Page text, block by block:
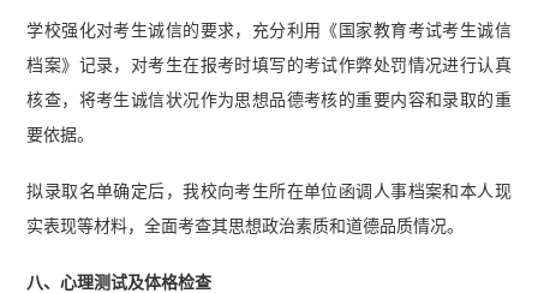
学校强化对考生诚信的要求，充分利用《国家教育考试考生诚信
档案》记录，对考生在报考时填写的考试作弊处罚情况进行认真
核查，将考生诚信状况作为思想品德考核的重要内容和录取的重
要依据。
拟录取名单确定后，我校向考生所在单位函调人事档案和本人现
实表现等材料，全面考查其思想政治素质和道德品质情况。
八、心理测试及体格检查